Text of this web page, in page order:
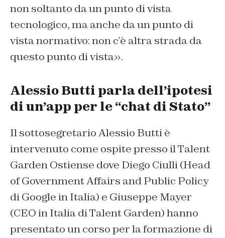
non soltanto da un punto di vista
tecnologico, ma anche da un punto di
vista normativo: non c’è altra strada da
questo punto di vista».
Alessio Butti parla dell’ipotesi
di un’app per le “chat di Stato”
Il sottosegretario Alessio Butti è
intervenuto come ospite presso il Talent
Garden Ostiense dove Diego Ciulli (Head
of Government Affairs and Public Policy
di Google in Italia) e Giuseppe Mayer
(CEO in Italia di Talent Garden) hanno
presentato un corso per la formazione di